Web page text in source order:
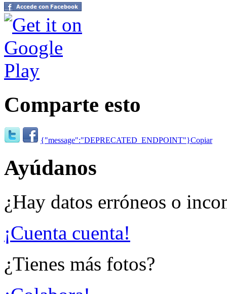
Comparte esto
{"message":"DEPRECATED_ENDPOINT"}Copiar
Ayúdanos
¿Hay datos erróneos o
¡Cuenta cuenta!
¿Tienes más fotos?